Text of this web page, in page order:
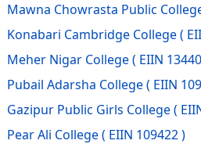
Mawna Chowrasta Public
Konabari Cambridge College(
Meher Nigar College( EIIN
Pubail Adarsha College( EIIN
Gazipur Public Girls College(
Pear Ali College( EIIN 109422 )